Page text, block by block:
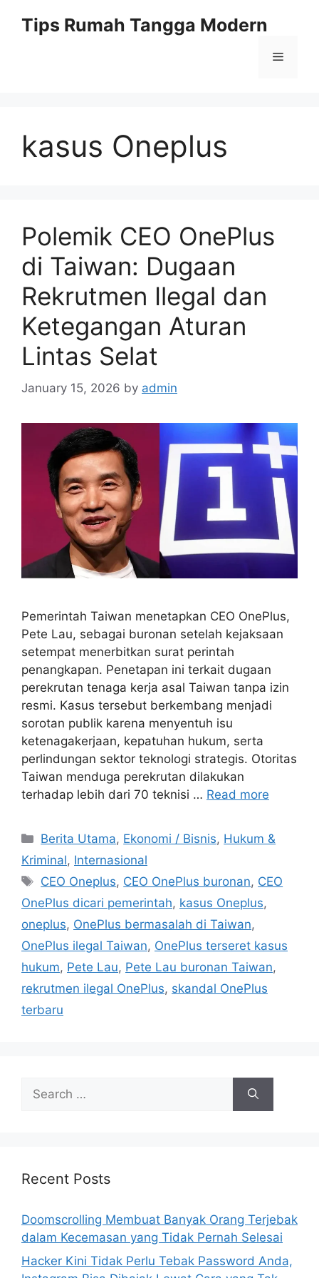
Tips Rumah Tangga Modern
Menu
kasus Oneplus
Polemik CEO OnePlus
di Taiwan: Dugaan
Rekrutmen Ilegal dan
Ketegangan Aturan
Lintas Selat
January 15, 2026 by admin
Pemerintah Taiwan menetapkan CEO OnePlus,
Pete Lau, sebagai buronan setelah kejaksaan
setempat menerbitkan surat perintah
penangkapan. Penetapan ini terkait dugaan
perekrutan tenaga kerja asal Taiwan tanpa izin
resmi. Kasus tersebut berkembang menjadi
sorotan publik karena menyentuh isu
ketenagakerjaan, kepatuhan hukum, serta
perlindungan sektor teknologi strategis. Otoritas
Taiwan menduga perekrutan dilakukan
terhadap lebih dari 70 teknisi … Read more
C
e
g
o
r
s
Berita Utama, Ekonomi / Bisnis, Hukum &
Kriminal, Internasional
T
a
s
CEO Oneplus, CEO OnePlus buronan, CEO
OnePlus dicari pemerintah, kasus Oneplus,
oneplus, OnePlus bermasalah di Taiwan,
OnePlus ilegal Taiwan, OnePlus terseret kasus
hukum, Pete Lau, Pete Lau buronan Taiwan,
rekrutmen ilegal OnePlus, skandal OnePlus
terbaru
h
r
:
Recent Posts
Doomscrolling Membuat Banyak Orang Terjebak
dalam Kecemasan yang Tidak Pernah Selesai
Hacker Kini Tidak Perlu Tebak Password Anda,